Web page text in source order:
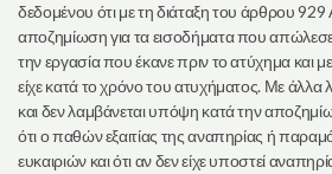
δεδομένου ότι με τη διάταξη του άρθρου 929
αποζημίωση για τα εισοδήματα που
την εργασία που έκανε πριν το ατύχημα και
είχε κατά το χρόνο του ατυχήματος. Με άλλα
και δεν λαμβάνεται υπόψη κατά την
ότι ο παθών εξαιτίας της αναπηρίας ή
ευκαιριών και ότι αν δεν είχε υποστεί